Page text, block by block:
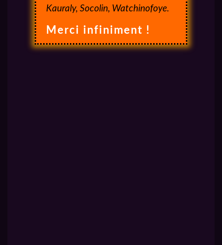
Kauraly, Socolin, Watchinofoye.
Merci infiniment !